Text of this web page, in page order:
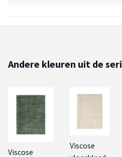
Andere kleuren uit de
Viscose
Viscose